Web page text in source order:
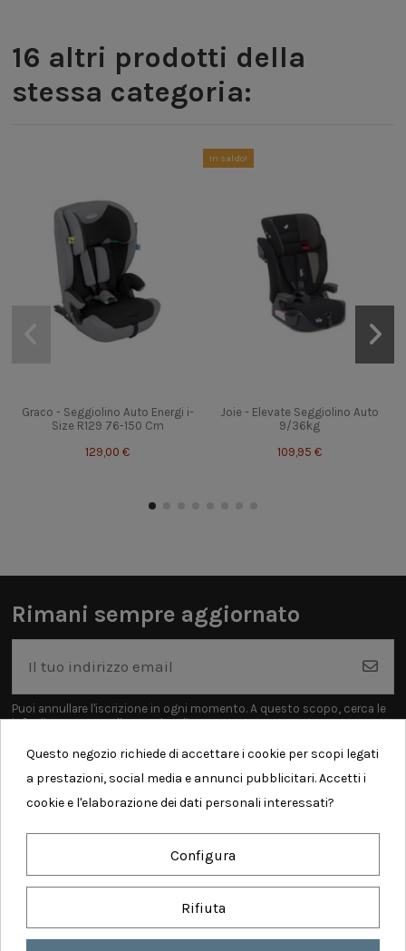
16 altri prodotti della
stessa categoria:
Graco - Seggiolino Auto Energi i-
Size R129 76-150 Cm
129,00 €
In saldo!
Joie - Elevate Seggiolino Auto
9/36kg
109,95 €
Rimani sempre aggiornato
Puoi annullare l'iscrizione in ogni momento. A questo scopo, cerca le
info di contatto nelle note legali.
Questo negozio richiede di accettare i cookie per scopi legati
a prestazioni, social media e annunci pubblicitari. Accetti i
cookie e l'elaborazione dei dati personali interessati?
Configura
Rifiuta